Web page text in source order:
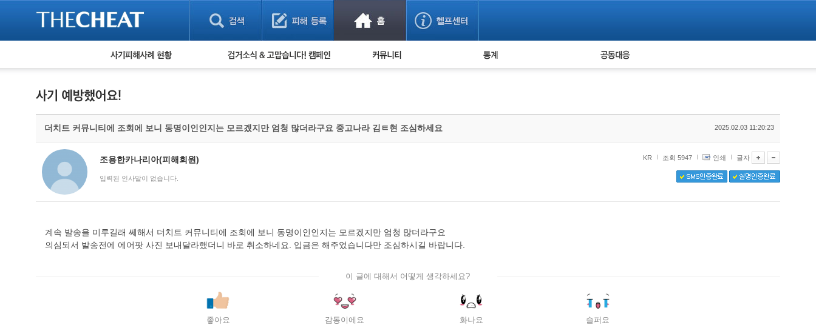
피해사례 현황
게임 · 비실물 피해사례
보이스피싱 피해사례
유해사이트 목록
비공개 피해사례
워킹홀리데이 피해사례
검거 소식 사기 예방했어요! 누적 피해사례 통계 피해자 공동대응
더치트 커뮤니티에 조회에 보니 동명이인인지는 모르겠지만 엄청 많더라구요 중고나라 김ㅌ현 조심하세요 2025.02.03 11:20:23
조용한카나리아(피해회원)
입력된 인사말이 없습니다.
KR 조회 5947 인쇄 글자
계속 발송을 미루길래 쎄해서 더치트 커뮤니티에 조회에 보니 동명이인인지는 모르겠지만 엄청 많더라구요
의심되서 발송전에 에어팟 사진 보내달라했더니 바로 취소하네요. 입금은 해주었습니다만 조심하시길 바랍니다.
이 글에 대해서 어떻게 생각하세요?
좋아요 감동이에요 화나요 슬퍼요